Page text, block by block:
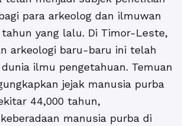
para arkeolog dan ilmuwan
yang lalu. Di Timor-Leste,
arkeologi baru-baru ini telah
ilmu pengetahuan. Temuan
jejak manusia purba
44,000 tahun,
manusia purba di